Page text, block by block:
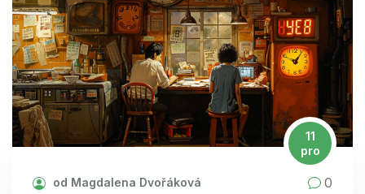
11
pro
od Magdalena Dvořáková 0